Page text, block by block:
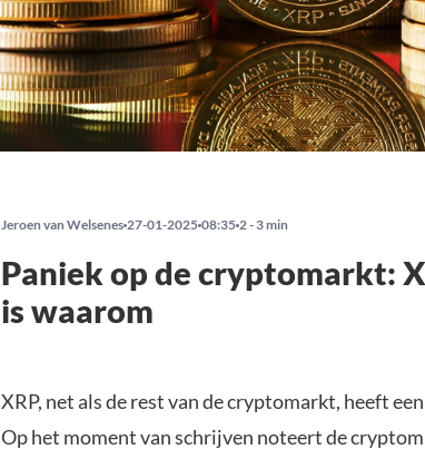
Jeroen van Welsenes 27-01-2025 08:35 2 - 3 min
Paniek op de cryptomarkt:
is waarom
XRP, net als de rest van de cryptomarkt, heeft
Op het moment van schrijven noteert de